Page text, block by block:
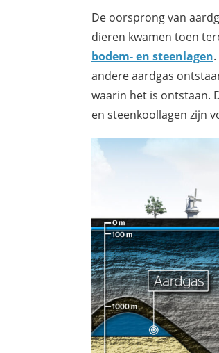
De oorsprong van
dieren kwamen toen
bodem- en steenlagen
andere aardgas
waarin het is ontstaan.
en steenkoollagen zijn